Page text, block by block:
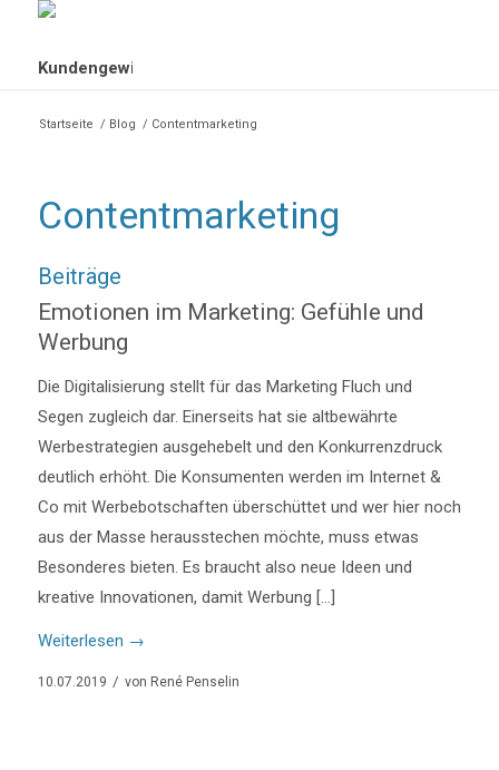
Startseite / Blog / Contentmarketing
Contentmarketing
Beiträge
Emotionen im Marketing: Gefühle und
Werbung
Die Digitalisierung stellt für das Marketing Fluch und
Segen zugleich dar. Einerseits hat sie altbewährte
Werbestrategien ausgehebelt und den Konkurrenzdruck
deutlich erhöht. Die Konsumenten werden im Internet &
Co mit Werbebotschaften überschüttet und wer hier noch
aus der Masse herausstechen möchte, muss etwas
Besonderes bieten. Es braucht also neue Ideen und
kreative Innovationen, damit Werbung […]
Weiterlesen →
10.07.2019 / von René Penselin